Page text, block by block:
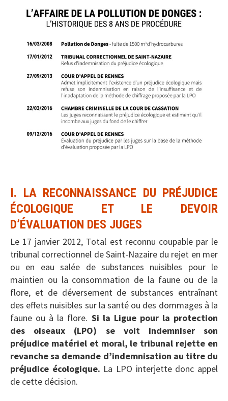
I. LA RECONNAISSANCE DU PRÉJUDICE
ÉCOLOGIQUE ET LE DEVOIR
D’ÉVALUATION DES JUGES
Le 17 janvier 2012, Total est reconnu coupable par le
tribunal correctionnel de Saint-Nazaire du rejet en mer
ou en eau salée de substances nuisibles pour le
maintien ou la consommation de la faune ou de la
flore, et de déversement de substances entraînant
des effets nuisibles sur la santé ou des dommages à la
faune ou à la flore. Si la Ligue pour la protection
des oiseaux (LPO) se voit indemniser son
préjudice matériel et moral, le tribunal rejette en
revanche sa demande d’indemnisation au titre du
préjudice écologique. La LPO interjette donc appel
de cette décision.